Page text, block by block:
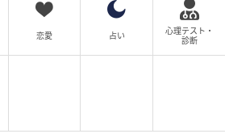
恋愛 占い
心理テスト・
診断